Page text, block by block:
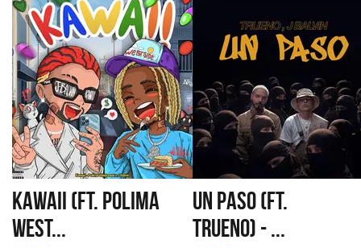
KAWAII (FT. POLIMA
WEST...
UN PASO (FT.
TRUENO) - ...